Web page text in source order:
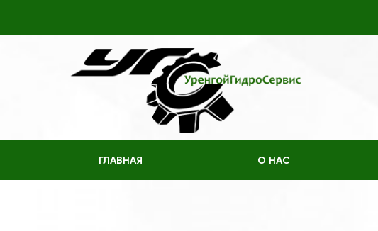
ГЛАВНАЯ О НАС